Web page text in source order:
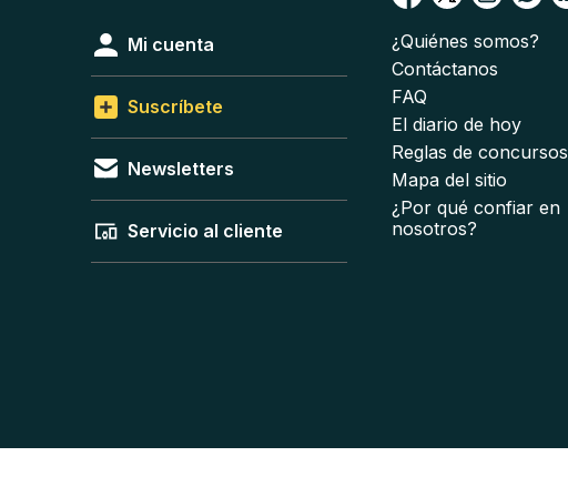
Mi cuenta
Suscríbete
Newsletters
Servicio al cliente
¿Quiénes somos?
Contáctanos
FAQ
El diario de hoy
Reglas de concursos
Mapa del sitio
¿Por qué confiar en
nosotros?